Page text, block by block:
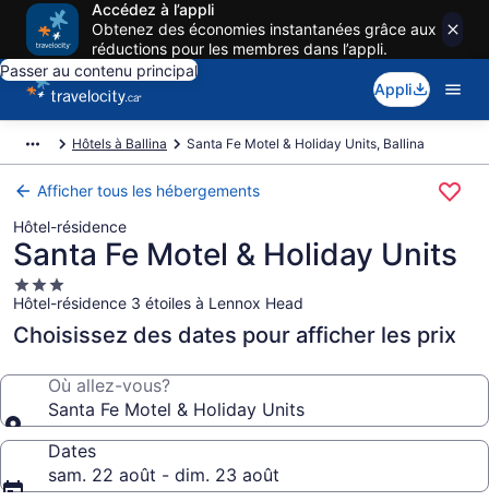
Accédez à l’appli
Obtenez des économies instantanées grâce aux
réductions pour les membres dans l’appli.
Passer au contenu principal
Appli
Hôtels à Ballina Santa Fe Motel & Holiday Units, Ballina
Afficher tous les hébergements
Hôtel-résidence
Santa Fe Motel & Holiday Units
Hébergement
3.0 étoiles
Hôtel-résidence 3 étoiles à Lennox Head
Choisissez des dates pour afficher les prix
Où allez-vous?
Santa Fe Motel & Holiday Units
Dates
sam. 22 août - dim. 23 août